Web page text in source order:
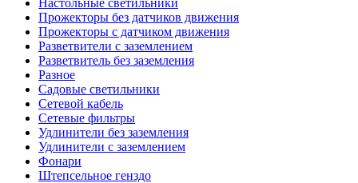
Настольные светильники
Прожекторы без датчиков движения
Прожекторы с датчиком движения
Разветвители с заземлением
Разветвитель без заземления
Разное
Садовые светильники
Сетевой кабель
Сетевые фильтры
Удлинители без заземления
Удлинители с заземлением
Фонари
Штепсельное генздо